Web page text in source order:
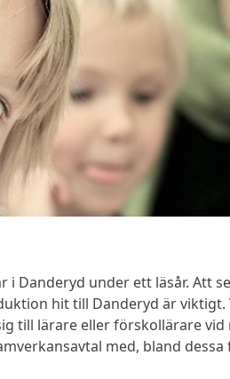
Danderyd under ett läsår. Att
hit till Danderyd är viktigt.
till lärare eller förskollärare vid
med, bland dessa